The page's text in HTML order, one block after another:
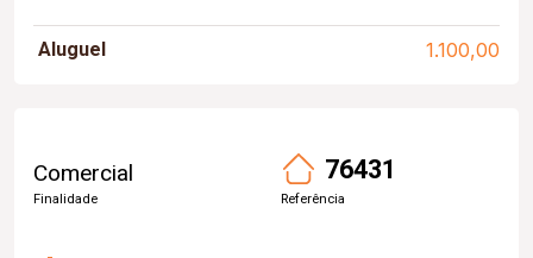
Aluguel 1.100,00
Comercial
Finalidade
76431
Referência